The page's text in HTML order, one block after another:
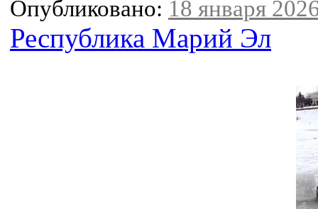
Опубликовано: 18 января
Республика Марий Эл